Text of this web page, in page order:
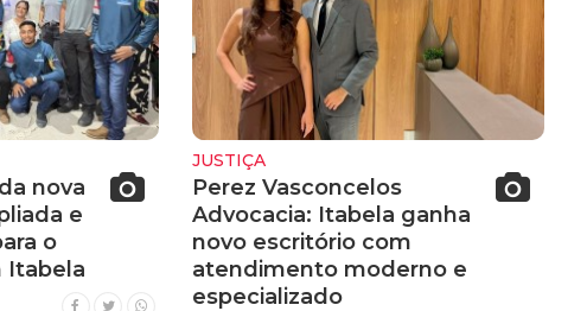
nova
e
o
Itabela
JUSTIÇA
Perez Vasconcelos
Advocacia: Itabela ganha
novo escritório com
atendimento moderno e
especializado